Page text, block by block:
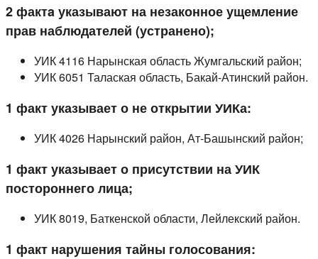
2 фактa указывают на незаконное ущемление
прав наблюдателей (устранено);
УИК 4116 Нарынская область Жумгальский район;
УИК 6051 Талаская область, Бакай-Атинский район.
1 факт указывает о не открытии УИКа:
УИК 4026 Нарынский район, Ат-Башынский район;
1 факт указывает о присутствии на УИК
постороннего лица;
УИК 8019, Баткенской области, Лейлекский район.
1 факт нарушения тайны голосования: